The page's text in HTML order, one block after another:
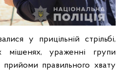
у прицільній стрільбі,
мішенях, ураженні групи
правильного хвату